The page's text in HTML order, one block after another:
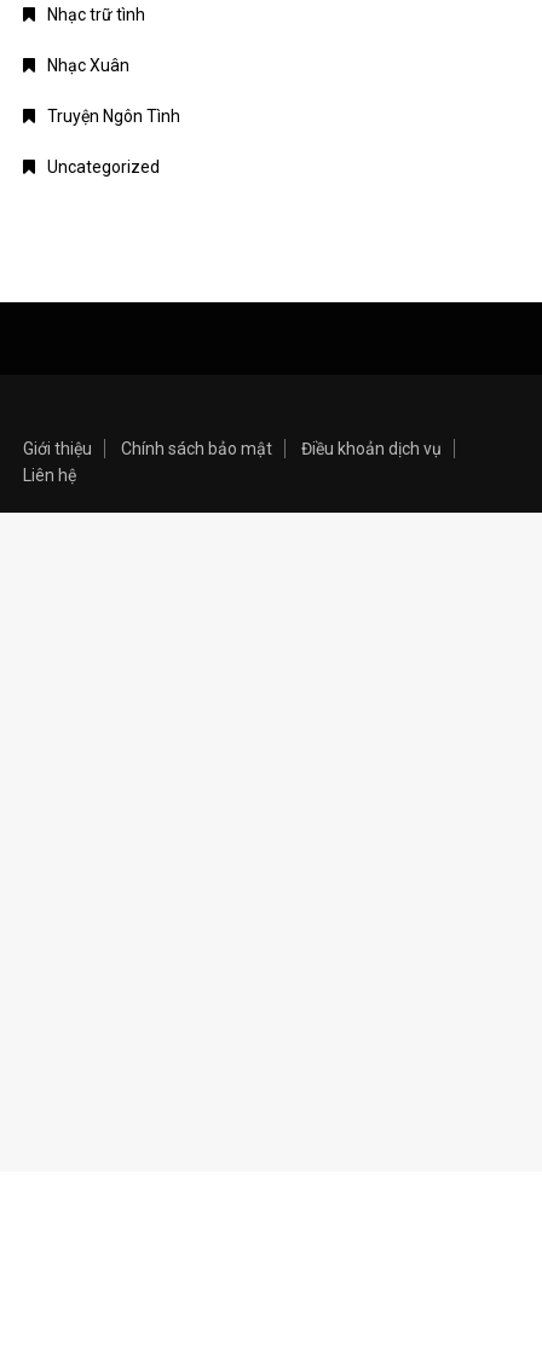
Nhạc trữ tình
Nhạc Xuân
Truyện Ngôn Tình
Uncategorized
Giới thiệu Chính sách bảo mật
Điều khoản dịch vụ
Liên hệ